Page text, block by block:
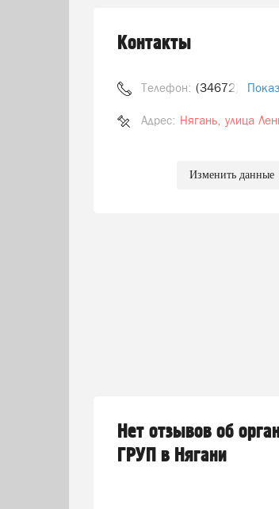
Контакты
Телефон: (34672) 5-41-
Адрес: Нягань, улица
Изменить данные
Нет отзывов об
ГРУП в Нягани